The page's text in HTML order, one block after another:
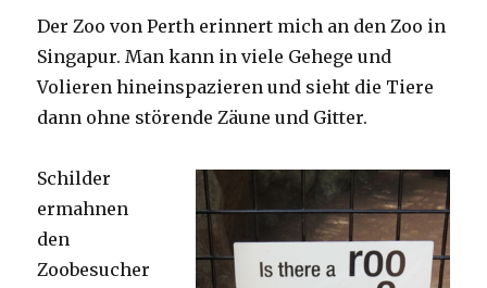
Perth
Der Zoo von Perth erinnert mich an den Zoo in
Singapur. Man kann in viele Gehege und
Volieren hineinspazieren und sieht die Tiere
dann ohne störende Zäune und Gitter.
Schilder
ermahnen
den
Zoobesucher